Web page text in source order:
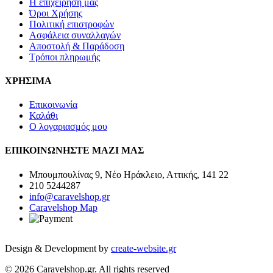
Όροι Χρήσης
Πολιτική επιστροφών
Ασφάλεια συναλλαγών
Αποστολή & Παράδοση
Τρόποι πληρωμής
ΧΡΗΣΙΜΑ
Επικοινωνία
Καλάθι
Ο λογαριασμός μου
ΕΠΙΚΟΙΝΩΝΗΣΤΕ ΜΑΖΙ ΜΑΣ
Μπουμπουλίνας 9, Νέο Ηράκλειο, Αττικής, 141 22
210 5244287
info@caravelshop.gr
Caravelshop Map
Design & Development by create-website.gr
© 2026 Caravelshop.gr. All rights reserved